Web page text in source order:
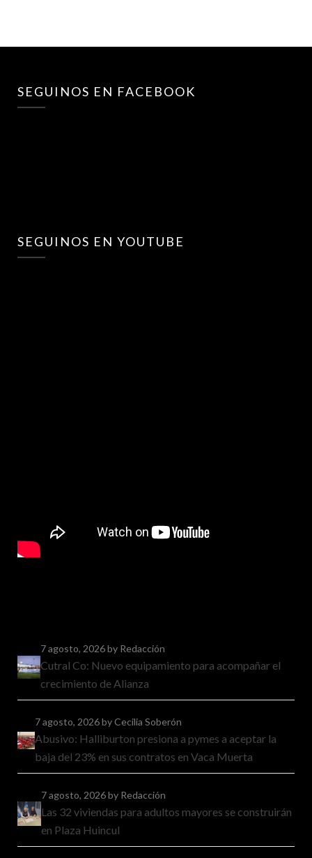
SEGUINOS EN FACEBOOK
SEGUINOS EN YOUTUBE
7 agosto, 2026by Redacción
Cutral Co: Nuevo equipamiento para acompañar el
crecimiento de Alianza
7 agosto, 2026by Cecilia Soberón
Abusivo: Halliburton presiona a pymes a aceptar la
baja del 23% en sus contratos en Vaca Muerta
7 agosto, 2026by Redacción
Las 32 viviendas para adultos mayores se construirán
en Plaza Huincul